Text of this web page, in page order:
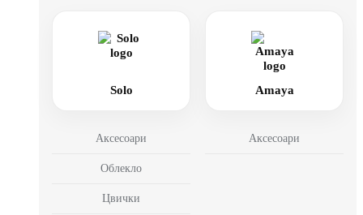
Solo
Аксесоари
Облекло
Цвички
Amaya
Аксесоари